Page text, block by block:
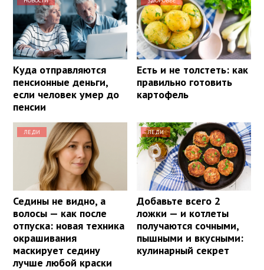
Куда отправляются
пенсионные деньги,
если человек умер до
пенсии
Есть и не толстеть: как
правильно готовить
картофель
ЛЕДИ
Седины не видно, а
волосы — как после
отпуска: новая техника
окрашивания
маскирует седину
лучше любой краски
ЛЕДИ
Добавьте всего 2
ложки — и котлеты
получаются сочными,
пышными и вкусными:
кулинарный секрет